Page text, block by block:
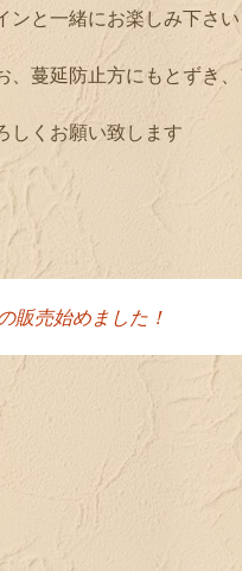
ンと一緒にお楽しみ下さい
、蔓延防止方にもとずき
しくお願い致します
ゲーシ
販売始めました！